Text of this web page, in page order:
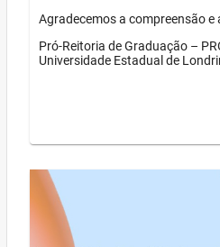
Agradecemos a compreensão
Pró-Reitoria de Graduação –
Universidade Estadual de